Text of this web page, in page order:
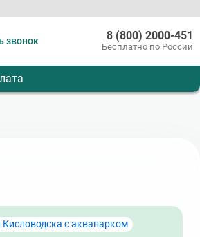
звонок 8 (800) 2000-451
Бесплатно по России
с аквапарком